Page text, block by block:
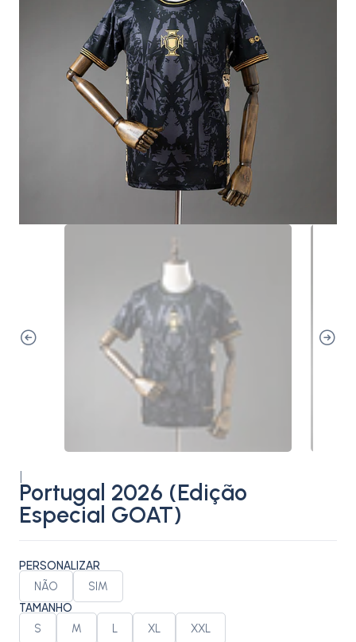
Portugal 2026 (Edição
Especial GOAT)
PERSONALIZAR
NÃO SIM
TAMANHO
S M L XL XXL